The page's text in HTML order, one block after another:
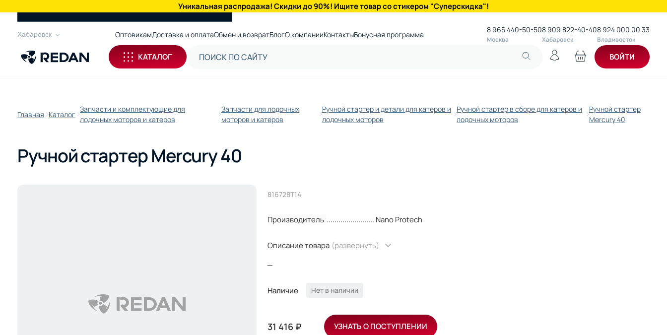
Уникальная распродажа! Скидки до 90%! Ищите товар со стикером "Суперскидка"!
Хабаровск ОптовикамДоставка и оплатаОбмен и возвратБлогО компанииКонтактыБонусная программа 8 965 440-50-50
Москва
8 909 822-40-40
Хабаровск
8 924 000 00 33
Владивосток
КАТАЛОГ ВОЙТИ
Главная Каталог
Запчасти и комплектующие для
лодочных моторов и катеров
Запчасти для лодочных
моторов и катеров
Ручной стартер и детали для катеров и
лодочных моторов
Ручной стартер в сборе для катеров и
лодочных моторов
Ручной стартер
Mercury 40
Ручной стартер Mercury 40
816728T14
Производитель Nano Protech
Описание товара (развернуть)
Наличие Нет в наличии
31 416 ₽ УЗНАТЬ О ПОСТУПЛЕНИИ